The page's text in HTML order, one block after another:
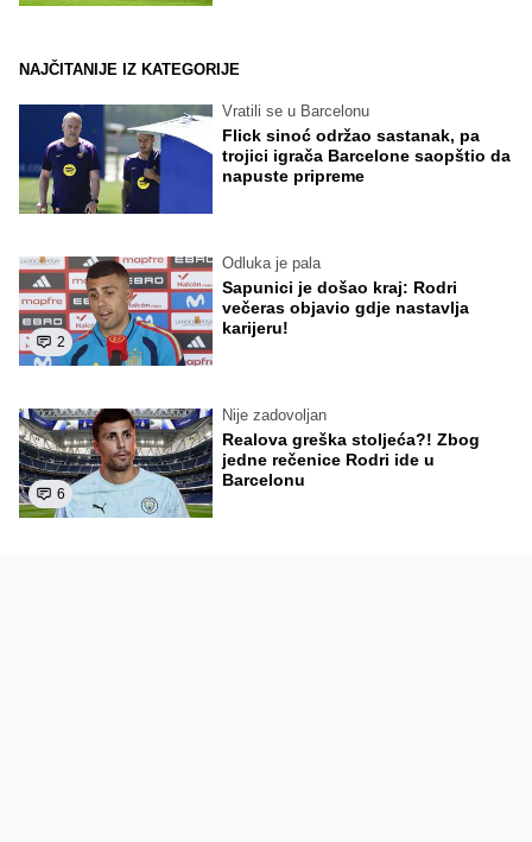
NAJČITANIJE IZ KATEGORIJE
Vratili se u Barcelonu
Flick sinoć održao sastanak, pa
trojici igrača Barcelone saopštio da
napuste pripreme
2
Odluka je pala
Sapunici je došao kraj: Rodri
večeras objavio gdje nastavlja
karijeru!
6
Nije zadovoljan
Realova greška stoljeća?! Zbog
jedne rečenice Rodri ide u
Barcelonu